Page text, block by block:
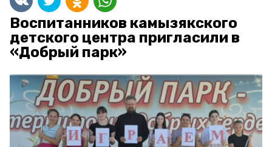
Воспитанников камызякского
детского центра пригласили в
«Добрый парк»